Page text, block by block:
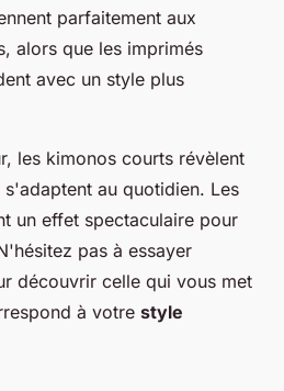
parfaitement aux
alors que les imprimés
avec un style plus
les kimonos courts révèlent
au quotidien. Les
un effet spectaculaire pour
pas à essayer
découvrir celle qui vous met
à votre style